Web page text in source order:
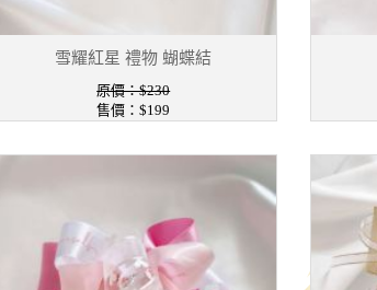
雪耀紅星 禮物 蝴蝶結
原價：$230
售價：$199